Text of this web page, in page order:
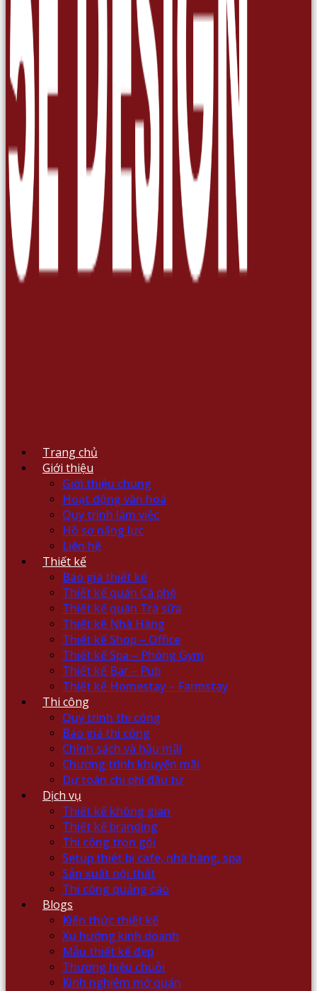
Trang chủ
Giới thiệu
Giới thiệu chung
Hoạt động văn hoá
Quy trình làm việc
Hồ sơ năng lực
Liên hệ
Thiết kế
Báo giá thiết kế
Thiết kế quán Cà phê
Thiết kế quán Trà sữa
Thiết kế Nhà Hàng
Thiết kế Shop – Office
Thiết kế Spa – Phòng Gym
Thiết kế Bar – Pub
Thiết kế Homestay – Farmstay
Thi công
Quy trình thi công
Báo giá thi công
Chính sách và hậu mãi
Chương trình khuyến mãi
Dự toán chi phí đầu tư
Dịch vụ
Thiết kế không gian
Thiết kế branding
Thi công trọn gói
Setup thiết bị cafe, nhà hàng, spa
Sản xuất nội thất
Thi công quảng cáo
Blogs
Kiến thức thiết kế
Xu hướng kinh doanh
Mẫu thiết kế đẹp
Thương hiệu chuỗi
Kinh nghiệm mở quán